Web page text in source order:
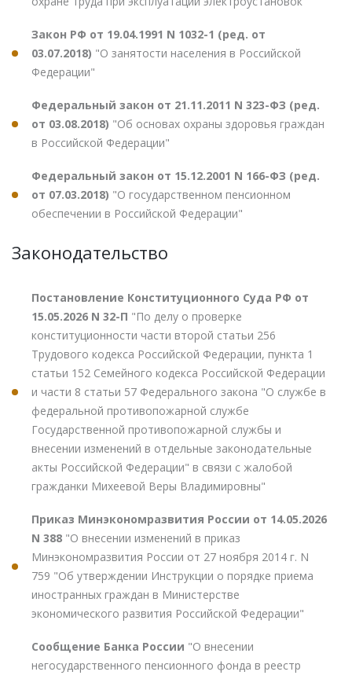
Закон РФ от 19.04.1991 N 1032-1 (ред. от
03.07.2018) "О занятости населения в Российской
Федерации"
Федеральный закон от 21.11.2011 N 323-ФЗ (ред.
от 03.08.2018) "Об основах охраны здоровья граждан
в Российской Федерации"
Федеральный закон от 15.12.2001 N 166-ФЗ (ред.
от 07.03.2018) "О государственном пенсионном
обеспечении в Российской Федерации"
Законодательство
Постановление Конституционного Суда РФ от
15.05.2026 N 32-П "По делу о проверке
конституционности части второй статьи 256
Трудового кодекса Российской Федерации, пункта 1
статьи 152 Семейного кодекса Российской Федерации
и части 8 статьи 57 Федерального закона "О службе в
федеральной противопожарной службе
Государственной противопожарной службы и
внесении изменений в отдельные законодательные
акты Российской Федерации" в связи с жалобой
гражданки Михеевой Веры Владимировны"
Приказ Минэкономразвития России от 14.05.2026
N 388 "О внесении изменений в приказ
Минэкономразвития России от 27 ноября 2014 г. N
759 "Об утверждении Инструкции о порядке приема
иностранных граждан в Министерстве
экономического развития Российской Федерации"
Сообщение Банка России "О внесении
негосударственного пенсионного фонда в реестр